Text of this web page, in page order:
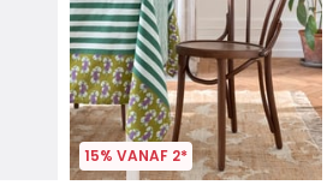
15% VANAF 2*